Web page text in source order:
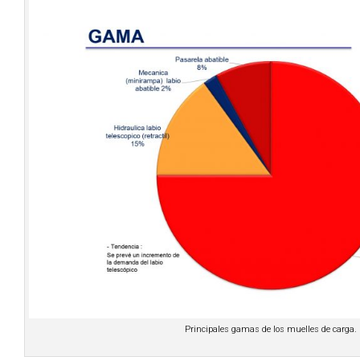
Principales gamas de los muelles de carga.